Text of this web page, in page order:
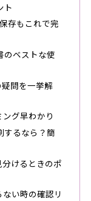
ト
存もこれで完
のベストな使
問を一挙解
グ早わかり
するなら？簡
けるときのポ
い時の確認リ